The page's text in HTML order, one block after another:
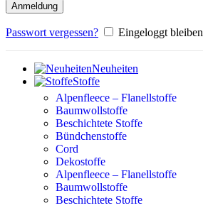
Anmeldung
Passwort vergessen? Eingeloggt bleiben
Neuheiten
Stoffe
Alpenfleece – Flanellstoffe
Baumwollstoffe
Beschichtete Stoffe
Bündchenstoffe
Cord
Dekostoffe
Alpenfleece – Flanellstoffe
Baumwollstoffe
Beschichtete Stoffe